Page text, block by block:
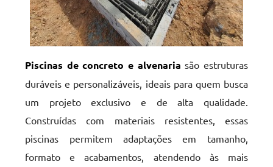
Piscinas de concreto e alvenaria são estruturas
duráveis e personalizáveis, ideais para quem busca
um projeto exclusivo e de alta qualidade.
Construídas com materiais resistentes, essas
piscinas permitem adaptações em tamanho,
formato e acabamentos, atendendo às mais